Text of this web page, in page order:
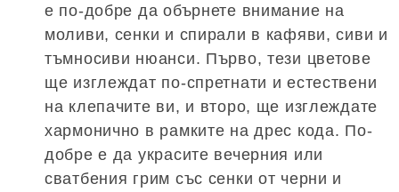
е по-добре да обърнете внимание на
моливи, сенки и спирали в кафяви, сиви и
тъмносиви нюанси. Първо, тези цветове
ще изглеждат по-спретнати и естествени
на клепачите ви, и второ, ще изглеждате
хармонично в рамките на дрес кода. По-
добре е да украсите вечерния или
сватбения грим със сенки от черни и